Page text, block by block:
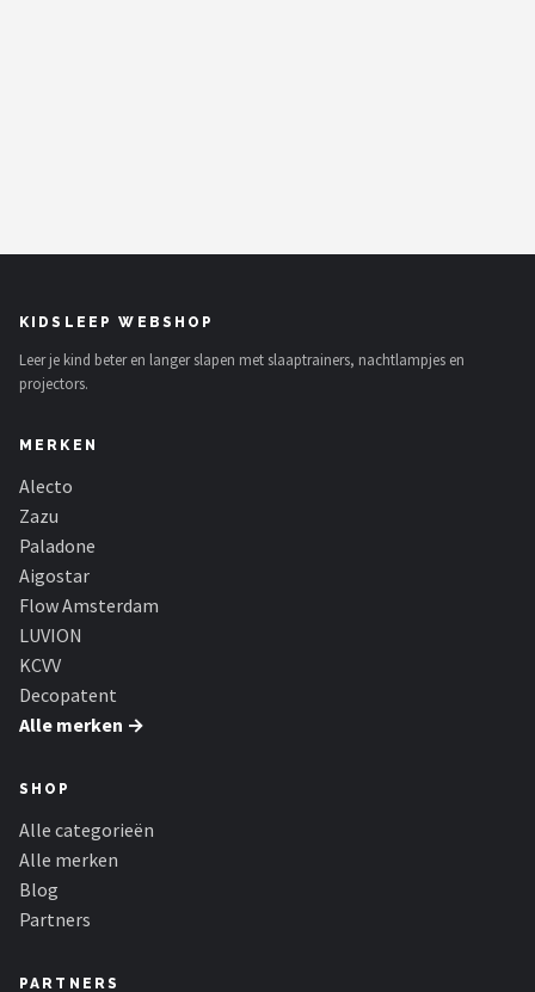
KIDSLEEP WEBSHOP
Leer je kind beter en langer slapen met slaaptrainers, nachtlampjes en
projectors.
MERKEN
Alecto
Zazu
Paladone
Aigostar
Flow Amsterdam
LUVION
KCVV
Decopatent
Alle merken →
SHOP
Alle categorieën
Alle merken
Blog
Partners
PARTNERS